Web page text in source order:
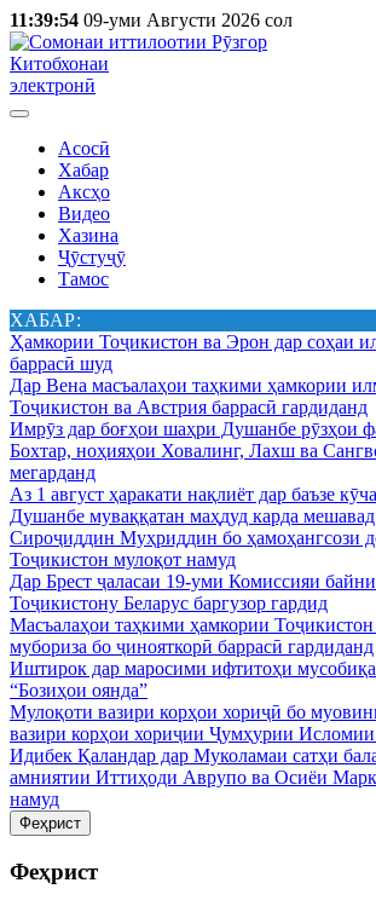
11:39:54 09-уми Августи 2026 сол
Китобхонаи
электронӣ
Асосӣ
Хабар
Аксҳо
Видео
Хазина
Ҷӯстуҷӯ
Тамос
ХАБАР:
Ҳамкории Тоҷикистон ва Эрон дар соҳаи
баррасӣ шуд
Дар Вена масъалаҳои таҳкими ҳамкории
Тоҷикистон ва Австрия баррасӣ гардиданд
Имрӯз дар боғҳои шаҳри Душанбе рӯзҳои
Бохтар, ноҳияҳои Ховалинг, Лахш ва
мегарданд
Аз 1 август ҳаракати нақлиёт дар баъзе
Душанбе муваққатан маҳдуд карда мешавад
Сироҷиддин Муҳриддин бо
Тоҷикистон мулоқот намуд
Дар Брест ҷаласаи 19-уми Комиссияи
Тоҷикистону Беларус баргузор гардид
Масъалаҳои таҳкими ҳамкории
мубориза бо ҷинояткорӣ баррасӣ гардиданд
Иштирок дар маросими ифтитоҳи
“Бозиҳои оянда”
Мулоқоти вазири корҳои хориҷӣ бо
вазири корҳои хориҷии Ҷумҳурии
Идибек Қаландар дар Муколамаи сатҳи
амниятии Иттиҳоди Аврупо ва Осиёи
намуд
Феҳрист
Феҳрист